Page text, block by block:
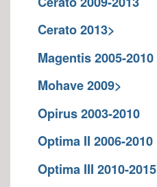
Cerato 2013>
Magentis 2005-2010
Mohave 2009>
Opirus 2003-2010
Optima II 2006-2010
Optima III 2010-2015